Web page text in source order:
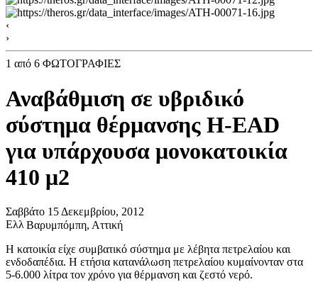
‹
›
1 από 6 ΦΩΤΟΓΡΑΦΙΕΣ
Αναβάθμιση σε υβριδικό
σύστημα θέρμανσης H-EAD
για υπάρχουσα μονοκατοικία
410 μ2
Σαββάτο 15 Δεκεμβρίου, 2012
Βαρυμπόμπη, Αττική
Η κατοικία είχε συμβατικό σύστημα με λέβητα πετρελαίου και
ενδοδαπέδια. Η ετήσια κατανάλωση πετρελαίου κυμαίνονταν στα
5-6.000 λίτρα τον χρόνο για θέρμανση και ζεστό νερό.